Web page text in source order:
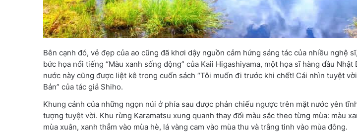
Bên cạnh đó, vẻ đẹp của ao cũng đã khơi dậy nguồn cảm hứng sáng tác của nhiều nghệ
bức họa nổi tiếng “Màu xanh sống động” của Kaii Higashiyama, một họa sĩ hàng đầu Nhật
nước này cũng được liệt kê trong cuốn sách “Tôi muốn đi trước khi chết! Cái nhìn tuyệt
Bản” của tác giả Shiho.
Khung cảnh của những ngọn núi ở phía sau được phản chiếu ngược trên mặt nước yên
tượng tuyệt vời. Khu rừng Karamatsu xung quanh thay đổi màu sắc theo từng mùa: màu
mùa xuân, xanh thẳm vào mùa hè, lá vàng cam vào mùa thu và trắng tinh vào mùa đông.